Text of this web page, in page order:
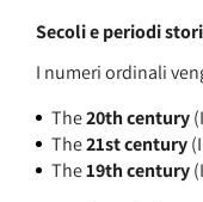
Secoli e periodi
I numeri ordinali
The20th century
The21st century
The19th century